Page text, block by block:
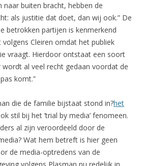
naar buiten bracht, hebben de
als justitie dat doet, dan wij ook.” De
betrokken partijen is kenmerkend
Cleiren omdat het publiek
vraagt. Hierdoor ontstaat een soort
wordt al veel recht gedaan voordat de
komt.”
die de familie bijstaat stond in?het
stil bij het ’trial by media’ fenomeen.
al zijn veroordeeld door de
Wat hem betreft is hier geen
de media-optredens van de